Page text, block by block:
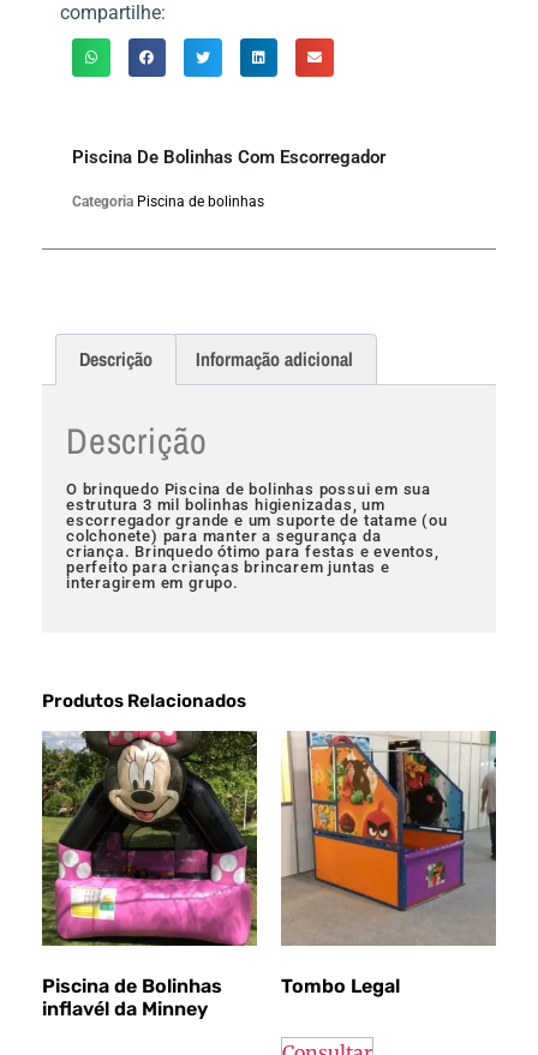
compartilhe:
Piscina De Bolinhas Com Escorregador
Categoria Piscina de bolinhas
Descrição Informação adicional
Descrição
O brinquedo Piscina de bolinhas possui em sua
estrutura 3 mil bolinhas higienizadas, um
escorregador grande e um suporte de tatame (ou
colchonete) para manter a segurança da
criança. Brinquedo ótimo para festas e eventos,
perfeito para crianças brincarem juntas e
interagirem em grupo.
Produtos Relacionados
Piscina de Bolinhas
inflavél da Minney
Tombo Legal